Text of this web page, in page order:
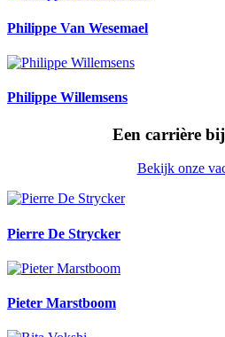
Philippe Van Wesemael
Philippe Willemsens
Een carrière
Bekijk onze
Pierre De Strycker
Pieter Marstboom